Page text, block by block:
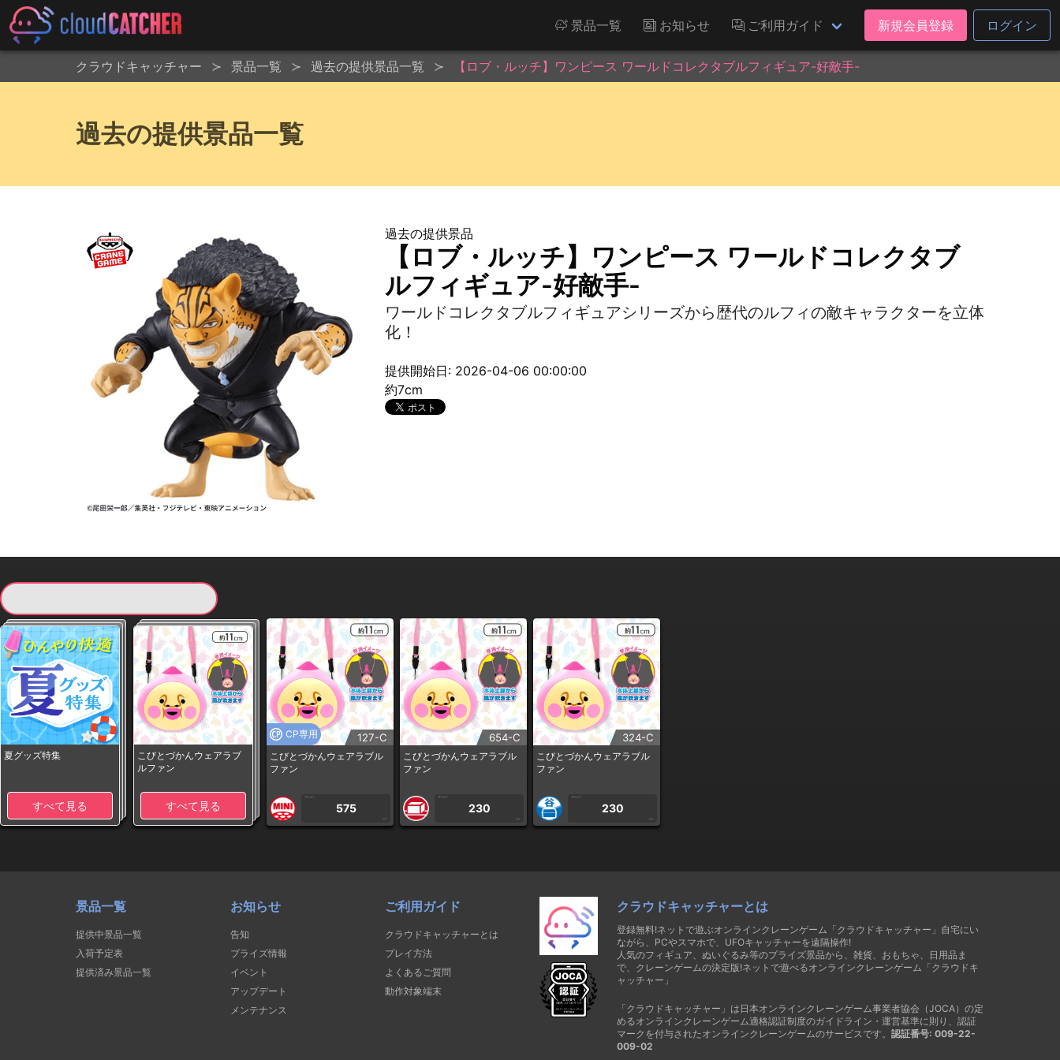
景品一覧 お知らせ ご利用ガイド 新規会員登録 ログイン
クラウドキャッチャー 景品一覧 過去の提供景品一覧 【ロブ・ルッチ】ワンピース ワールドコレクタブルフィギュア-好敵手-
過去の提供景品一覧
過去の提供景品
【ロブ・ルッチ】ワンピース ワールドコレクタブ
ルフィギュア-好敵手-
ワールドコレクタブルフィギュアシリーズから歴代のルフィの敵キャラクターを立体
化！
提供開始日: 2026-04-06 00:00:00
約7cm
夏グッズ特集
すべて見る
こびとづかんウェアラブ
ルファン
すべて見る
CP専用 127-C
こびとづかんウェアラブル
ファン
1PLAY
575
CP
654-C
こびとづかんウェアラブル
ファン
1PLAY
230
CP
324-C
こびとづかんウェアラブル
ファン
1PLAY
230
CP
景品一覧
提供中景品一覧
入荷予定表
提供済み景品一覧
お知らせ
告知
プライズ情報
イベント
アップデート
メンテナンス
ご利用ガイド
クラウドキャッチャーとは
プレイ方法
よくあるご質問
動作対象端末
クラウドキャッチャーとは
登録無料!ネットで遊ぶオンラインクレーンゲーム「クラウドキャッチャー」自宅にい
ながら、PCやスマホで、UFOキャッチャーを遠隔操作!
人気のフィギュア、ぬいぐるみ等のプライズ景品から、雑貨、おもちゃ、日用品ま
で、クレーンゲームの決定版!ネットで遊べるオンラインクレーンゲーム「クラウドキ
ャッチャー」
「クラウドキャッチャー」は日本オンラインクレーンゲーム事業者協会（JOCA）の定
めるオンラインクレーンゲーム適格認証制度のガイドライン・運営基準に則り、認証
マークを付与されたオンラインクレーンゲームのサービスです。 認証番号: 009-22-
009-02